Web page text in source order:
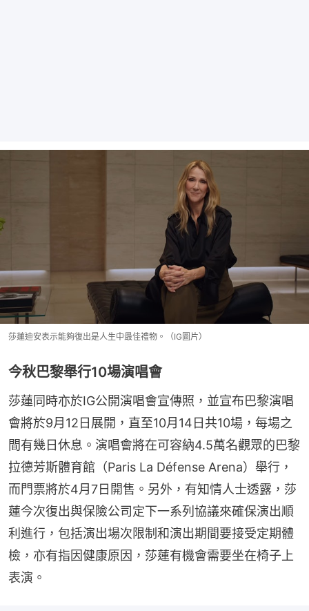
莎蓮迪安表示能夠復出是人生中最佳禮物。（IG圖片）
今秋巴黎舉行10場演唱會
莎蓮同時亦於IG公開演唱會宣傳照，並宣布巴黎演唱
會將於9月12日展開，直至10月14日共10場，每場之
間有幾日休息。演唱會將在可容納4.5萬名觀眾的巴黎
拉德芳斯體育館（Paris La Défense Arena）舉行，
而門票將於4月7日開售。另外，有知情人士透露，莎
蓮今次復出與保險公司定下一系列協議來確保演出順
利進行，包括演出場次限制和演出期間要接受定期體
檢，亦有指因健康原因，莎蓮有機會需要坐在椅子上
表演。